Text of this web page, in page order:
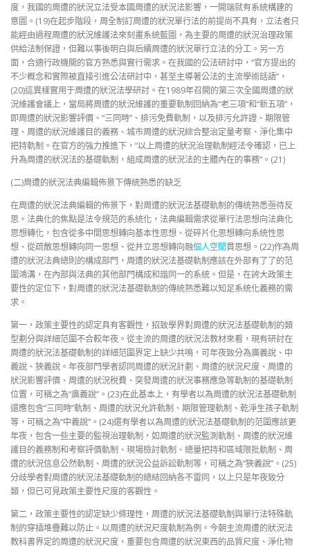
度，我國的周遭的狀況立法受本國周遭的狀況法影響，一開端就有系統構建的
意圖。(19)在起步階段，周全制訂周遭的狀況單行法的前提尚不具有，立法者只
能經由過程周遭的狀況維護法來刻畫系統藍圖，為主要的周遭的狀況治理政策
供給法制保證，但難以事後明白與后續周遭的狀況單行立法的分工。另一方
面，合適行政機關的官方熟悉與實行需求。在我國的公法研討中，“官方提出的
不少概念和實際被直接引進公法研討中，甚至主導著公法的主流學術話語”，
(20)這異樣實用于周遭的狀況法學研討。在1989年召開的第三次全國周遭的狀
況維護會議上，當局將周遭的狀況維護的重要軌制回納為“老三項”和“新五項”，
即周遭的狀況影響評價、“三同時”、排污免費軌制，以及排污允許證、期限管
理、周遭的狀況維護目的義務、城市周遭的狀況綜合整治定量考察、淨化集中
把持軌制。在官方的強力推進下，“以上周遭的狀況治理軌制經法令確認，已上
升為周遭的狀況法的基礎軌制，組成周遭的狀況法的主體內在的事務”。(21)
(二)周遭的狀況法典編輯佈景下傳統熟悉的缺乏
在周遭的狀況法典編輯的佈景下，對周遭的狀況法基礎軌制的傳統熟悉亟待反
思。法典化的焦點是法令規范的系統化，法典編輯需求從單行法思想向法典化
思想轉化，包含從多中間思想轉向基本性思想、從碎片化思想轉向系統性思
想、從疏散思想轉向同一思想、從并立思想轉向融個人空間貫思想。(22)作為周
遭的狀況法典總則的構成部門，周遭的狀況法基礎軌制應該在外部有了了的范
圍鴻溝，在內部與法典的其他部門構成和諧同一的系統。但是，在誇大政策主
要性的定位下，對周遭的狀況法基礎軌制的傳統熟悉難以知足系統化義務的需
求。
第一，政策主要性的認定具有客觀性，招致學界對周遭的狀況法基礎軌制的類
型劃分與詳細范圍不合較年夜。從主流的周遭的狀況法教材來看，現有研討在
周遭的狀況法基礎軌制的詳細范圍界定上缺少共鳴，可年夜致分為廣義說、中
義說、狹義說。年夜部門學者認同周遭的狀況計劃、周遭的狀況尺度、周遭的
狀況影響評價、周遭的狀況稅費、突發周遭的狀況事務應急等軌制的基礎軌制
位置，可稱之為“廣義說”。(23)在此基本上，有學者以為周遭的狀況法基礎軌制
還應包含“三同時”軌制、周遭的狀況允許軌制、期限管理軌制、乾淨生孩子軌制
等，可稱之為“中義說”。(24)還有學者以為周遭的狀況法基礎軌制的范圍應該更
年夜，包含一些主要的監視治理軌制，如周遭的狀況監測軌制、周遭的狀況維
護目的義務制和考察評價軌制、現場檢討軌制、總量把持和區域限批軌制、周
遭的狀況信息公然軌制、周遭的狀況公益訴訟軌制等，可稱之為“狹義說”。(25)
分歧學者對周遭的狀況法基礎軌制的總結回納各不雷同，以上只是年夜致分
類，但已可見政策主要性尺度的客觀性。
第二，政策主要性的認定缺少條理性，周遭的狀況法基礎軌制與單行法特殊軌
制的穿插堆疊難以防止。以周遭的狀況尺度軌制為例。今朝主流周遭的狀況法
教科書界定的周遭的狀況尺度，重要包含周遭的狀況東西的品質尺度、淨化物